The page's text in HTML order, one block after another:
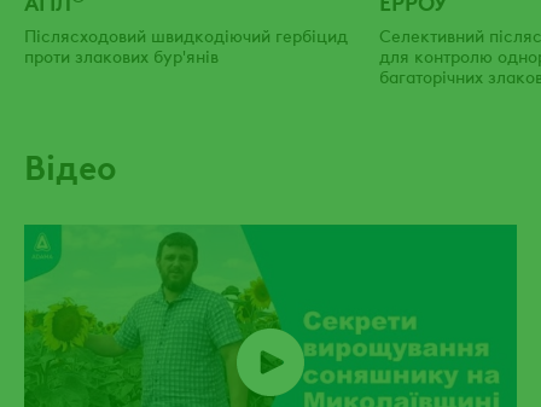
Післясходовий швидкодіючий гербіцид
проти злакових бур'янів
Селективний
для контролю
багаторічних
Відео